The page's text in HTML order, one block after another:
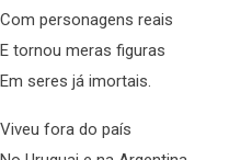
Com personagens reais
E tornou meras figuras
Em seres já imortais.
Viveu fora do país